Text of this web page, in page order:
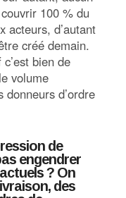
100 % du
acteurs, d’autant
créé demain.
bien de
volume
donneurs d’ordre
de
engendrer
? On
des